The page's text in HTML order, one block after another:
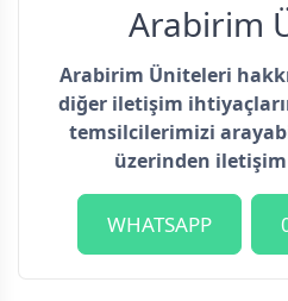
Arabirim
Arabirim Üniteleri
diğer iletişim
temsilcilerimizi
üzerinden
WHATSAPP